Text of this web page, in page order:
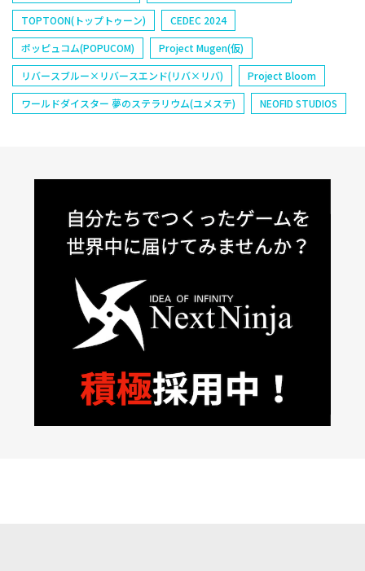
TOPTOON(トップトゥーン)
CEDEC 2024
ポッピュコム(POPUCOM)
Project Mugen(仮)
リバースブルー×リバースエンド(リバ×リバ)
Project Bloom
ワールドダイスター 夢のステラリウム(ユメステ)
NEOFID STUDIOS